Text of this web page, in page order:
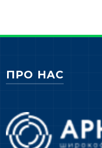
ПРО НАС